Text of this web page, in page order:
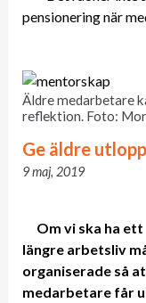
pensionering när
Äldre medarbetare
reflektion. Foto:
Ge äldre
9 maj, 2019
Om vi ska ha ett
längre arbetsliv
organiserade så
medarbetare får